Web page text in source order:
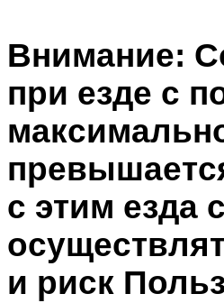
Внимание:
при езде с
с этим езда
и риск